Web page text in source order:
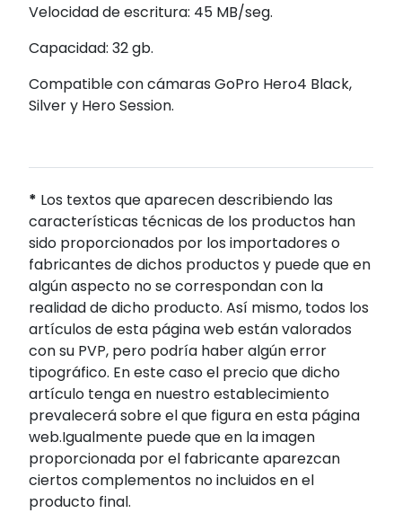
Velocidad de escritura: 45 MB/seg.
Capacidad: 32 gb.
Compatible con cámaras GoPro Hero4 Black,
Silver y Hero Session.
* Los textos que aparecen describiendo las
características técnicas de los productos han
sido proporcionados por los importadores o
fabricantes de dichos productos y puede que en
algún aspecto no se correspondan con la
realidad de dicho producto. Así mismo, todos los
artículos de esta página web están valorados
con su PVP, pero podría haber algún error
tipográfico. En este caso el precio que dicho
artículo tenga en nuestro establecimiento
prevalecerá sobre el que figura en esta página
web.Igualmente puede que en la imagen
proporcionada por el fabricante aparezcan
ciertos complementos no incluidos en el
producto final.